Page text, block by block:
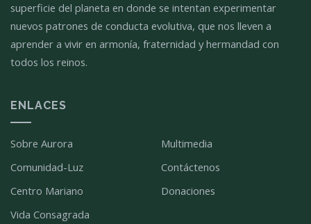
superficie del planeta en donde se intentan experimentar
nuevos patrones de conducta evolutiva, que nos lleven a
aprender a vivir en armonía, fraternidad y hermandad con
todos los reinos.
ENLACES
Sobre Aurora
Comunidad-Luz
Centro Mariano
Vida Consagrada
Multimedia
Contáctenos
Donaciones